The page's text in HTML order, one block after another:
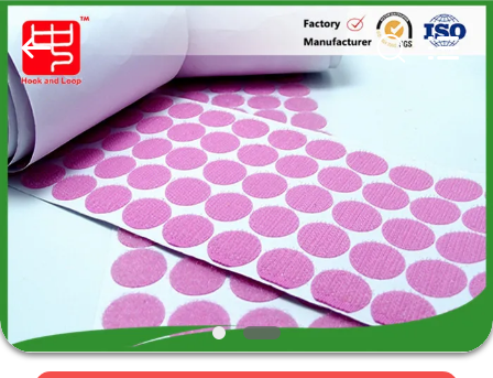
PARA
CASA
PRODUTOS
NÓS
Hook
Loop
Co.,
Ltd.
All
Rights
Reserved.